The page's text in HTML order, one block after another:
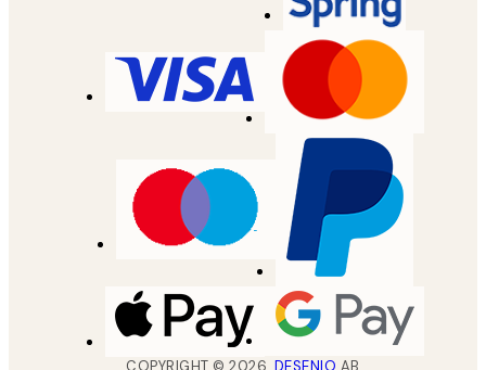
COPYRIGHT ©2026 DESENIO AB